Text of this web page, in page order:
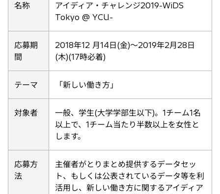
名称
アイディア・チャレンジ2019-WiDS
Tokyo @ YCU-
応募期
間
2018年12 月14日(金)〜2019年2月28日
(木)(17時必着)
テーマ 「新しい働き方」
対象者
一般、学生(大学学部生以下)。1チーム1名
以上で、1チーム当たり半数以上を女性と
します。
応募方
法
主催者がとりまとめ提供するデータセッ
ト、もしくは公表されているデータ等を利
活用し、新しい働き方に関するアイディア